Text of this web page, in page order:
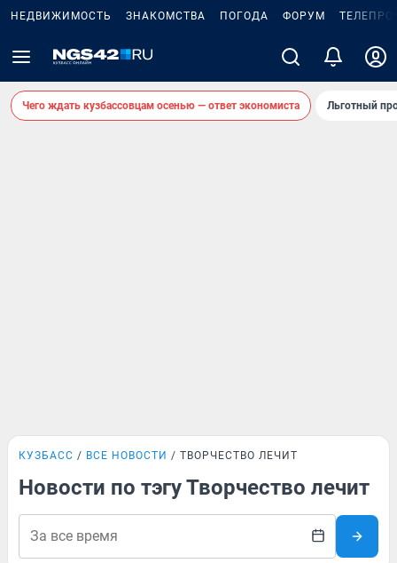
НЕДВИЖИМОСТЬ ЗНАКОМСТВА ПОГОДА ФОРУМ
Чего ждать кузбассовцам осенью — ответ экономиста Льготный
КУЗБАСС ВСЕ НОВОСТИ ТВОРЧЕСТВО ЛЕЧИТ
Новости по тэгу Творчество лечит